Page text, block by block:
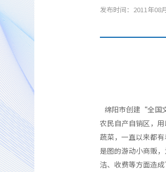
发布时间：2011年08
绵阳市创建“全国
农民自产自销区，
蔬菜，一直以来都
是图的游动小商贩
洁、收费等方面造成